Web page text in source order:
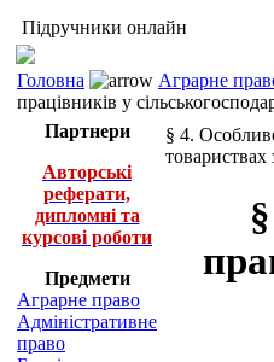
Підручники онлайн
Головна Аграрне
працівників у
Партнери
Авторські
реферати,
дипломні та
курсові роботи
Предмети
Аграрне право
Адміністративне
право
§ 4.